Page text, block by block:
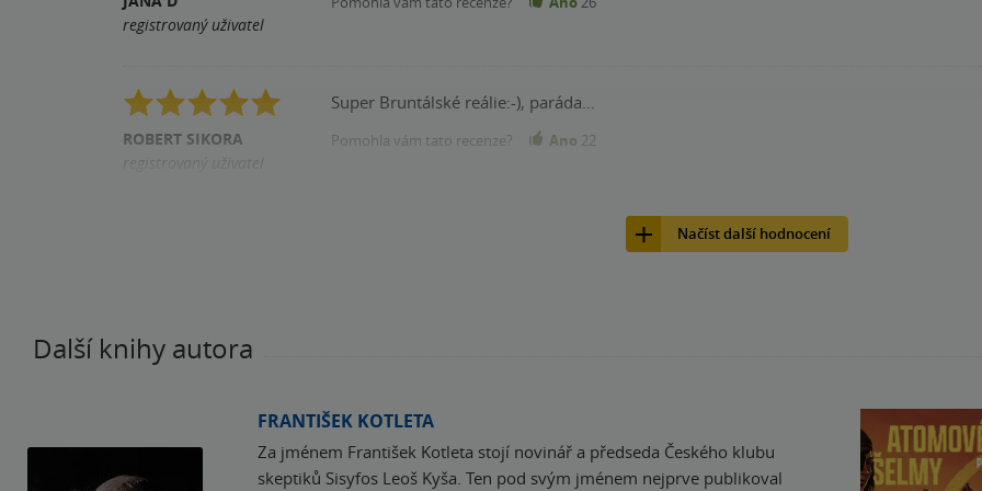
registrovaný uživatel
ROBERT SIKORA
Super Bruntálské reálie:-), paráda…
Pomohla vám tato recenze? Ano 22
Načíst další hodnocení
Další knihy autora
FRANTIŠEK KOTLETA
Za jménem František Kotleta stojí novinář a předseda Českého klubu
skeptiků Sisyfos Leoš Kyša. Ten pod svým jménem nejprve publikoval